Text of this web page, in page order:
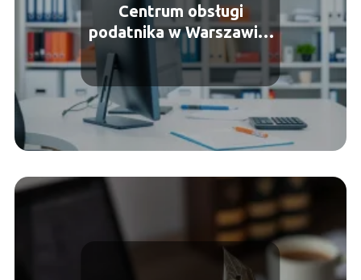
Centrum obsługi
podatnika w Warszawie:
podatek od nieruchomości